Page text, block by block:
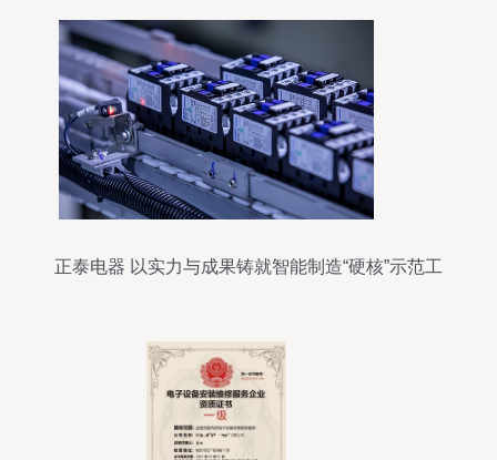
正泰电器 以实力与成果铸就智能制造“硬核”示范工